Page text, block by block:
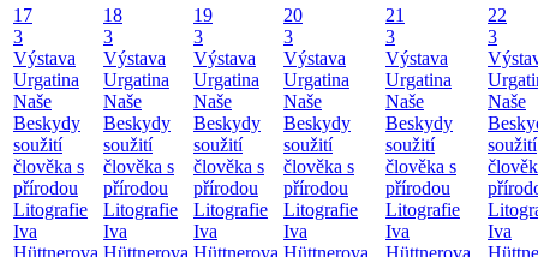
17
3
Výstava
Urgatina
Naše
Beskydy
soužití
člověka s
přírodou
Litografie
Iva
Hüttnerova
18
3
Výstava
Urgatina
Naše
Beskydy
soužití
člověka s
přírodou
Litografie
Iva
Hüttnerova
19
3
Výstava
Urgatina
Naše
Beskydy
soužití
člověka s
přírodou
Litografie
Iva
Hüttnerova
20
3
Výstava
Urgatina
Naše
Beskydy
soužití
člověka s
přírodou
Litografie
Iva
Hüttnerova
21
3
Výstava
Urgatina
Naše
Beskydy
soužití
člověka s
přírodou
Litografie
Iva
Hüttnerova
22
3
Naše
soužití
Iva